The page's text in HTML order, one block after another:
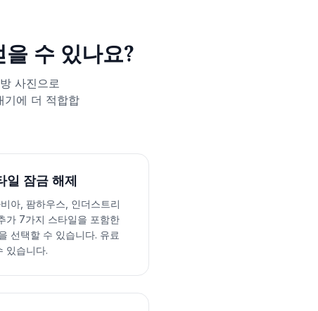
수 있나요?
사진으로
기에 더 적합합
일 잠금 해제
아, 팜하우스, 인더스트리
가 7가지 스타일을 포함한
선택할 수 있습니다. 유료
있습니다.